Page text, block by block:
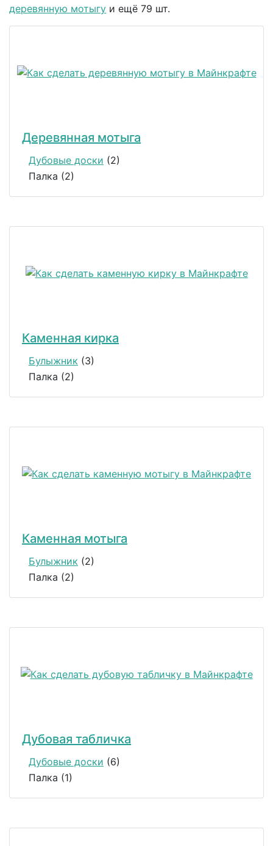
деревянную мотыгу и ещё 79 шт.
Деревянная мотыга
Дубовые доски (2)
Палка (2)
Каменная кирка
Булыжник (3)
Палка (2)
Каменная мотыга
Булыжник (2)
Палка (2)
Дубовая табличка
Дубовые доски (6)
Палка (1)